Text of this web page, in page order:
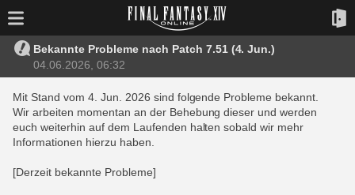
Bekannte Probleme nach Patch 7.51 (4. Jun.)
04.06.2026, 06:32
Mit Stand vom 4. Jun. 2026 sind folgende Probleme bekannt.
Wir arbeiten momentan an der Behebung dieser und werden
euch weiterhin auf dem Laufenden halten sobald wir mehr
Informationen hierzu haben.
[Derzeit bekannte Probleme]